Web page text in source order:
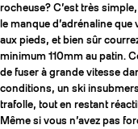
rocheuse? C’est très
le manque d’adrénaline
aux pieds, et bien sûr
minimum 110mm au patin.
de fuser à grande vitesse
conditions, un ski
trafolle, tout en restant
Même si vous n’avez pas